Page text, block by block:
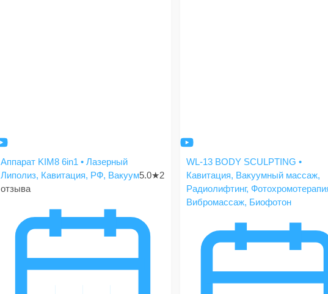
Аппарат KIM8 6in1 • Лазерный
Липолиз, Кавитация, РФ, Вакуум5.0★2
отзыва
WL-13 BODY SCULPTING •
Кавитация, Вакуумный массаж,
Радиолифтинг,
Вибромассаж, Биофотон